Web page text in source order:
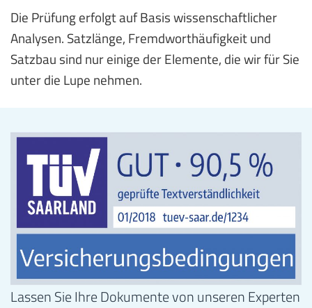
Die Prüfung erfolgt auf Basis wissenschaftlicher
Analysen. Satzlänge, Fremdworthäufigkeit und
Satzbau sind nur einige der Elemente, die wir für Sie
unter die Lupe nehmen.
Lassen Sie Ihre Dokumente von unseren Experten